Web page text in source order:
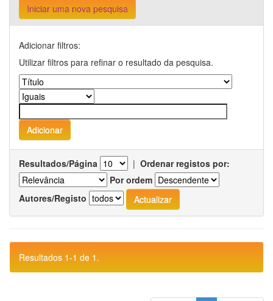
Iniciar uma nova pesquisa
Adicionar filtros:
Utilizar filtros para refinar o resultado da pesquisa.
Resultados/Página | Ordenar registos por:
Por ordem
Autores/Registo
Resultados 1-1 de 1.